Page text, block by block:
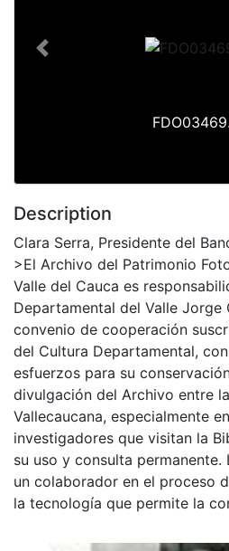
Previous
Description
Clara Serra, Presidente del
>El Archivo del Patrimonio
Valle del Cauca es
Departamental del Valle Jorge
convenio de cooperación
del Cultura Departamental,
esfuerzos para su
divulgación del Archivo entre
Vallecaucana, especialmente
investigadores que visitan la
su uso y consulta permanente.
un colaborador en el proceso
la tecnología que permite la